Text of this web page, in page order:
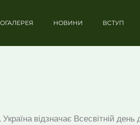
НОВИНИ ВСТУП
відзначає Всесвітній день